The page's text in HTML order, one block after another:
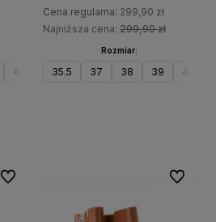
40 41.5
Cena regularna: 299,90 zł
Najniższa cena: 299,90 zł
Rozmiar:
35.5 37 38 39 40
Do ulubionych Do